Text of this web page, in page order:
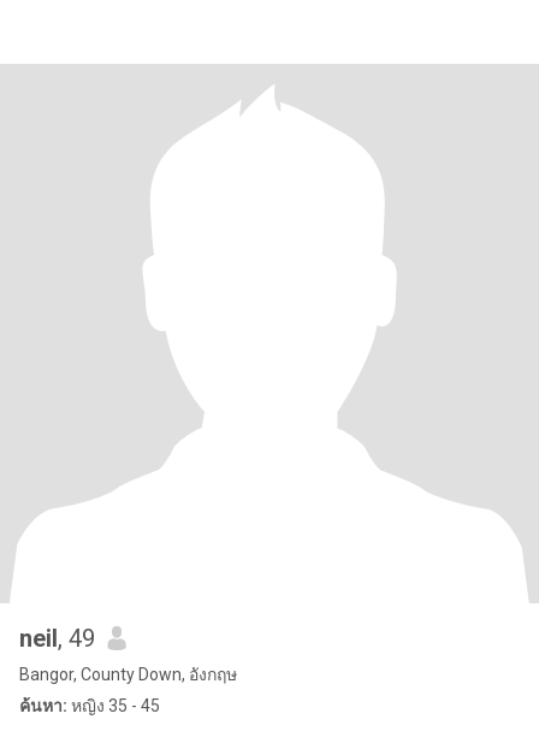
neil, 49
Bangor, County Down, อังกฤษ
ค้นหา: หญิง 35 - 45